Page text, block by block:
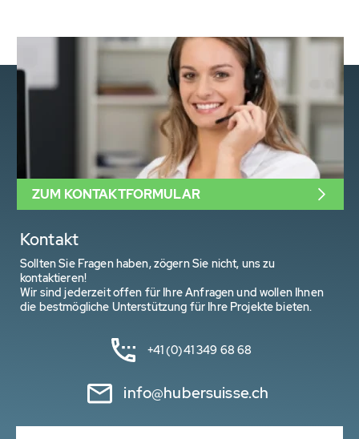
Kontakt
Sollten Sie Fragen haben, zögern Sie nicht, uns zu
kontaktieren!
Wir sind jederzeit offen für Ihre Anfragen und wollen Ihnen
die bestmögliche Unterstützung für Ihre Projekte bieten.
+41 (0)41 349 68 68
info@hubersuisse.ch
ZUM KONTAKTFORMULAR